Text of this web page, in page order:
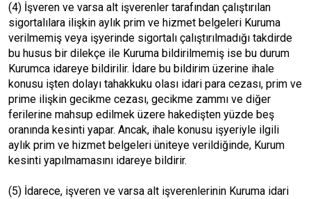
(4) İşveren ve varsa alt işverenler tarafından çalıştırılan
sigortalılara ilişkin aylık prim ve hizmet belgeleri Kuruma
verilmemiş veya işyerinde sigortalı çalıştırılmadığı takdirde
bu husus bir dilekçe ile Kuruma bildirilmemiş ise bu durum
Kurumca idareye bildirilir. İdare bu bildirim üzerine ihale
konusu işten dolayı tahakkuku olası idari para cezası, prim ve
prime ilişkin gecikme cezası, gecikme zammı ve diğer
ferilerine mahsup edilmek üzere hakedişten yüzde beş
oranında kesinti yapar. Ancak, ihale konusu işyeriyle ilgili
aylık prim ve hizmet belgeleri üniteye verildiğinde, Kurum
kesinti yapılmamasını idareye bildirir.
(5) İdarece, işveren ve varsa alt işverenlerinin Kuruma idari